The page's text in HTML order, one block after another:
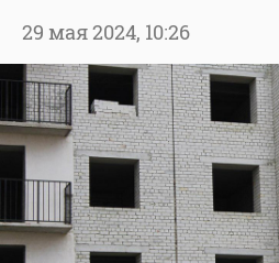
29 мая 2024, 10:26